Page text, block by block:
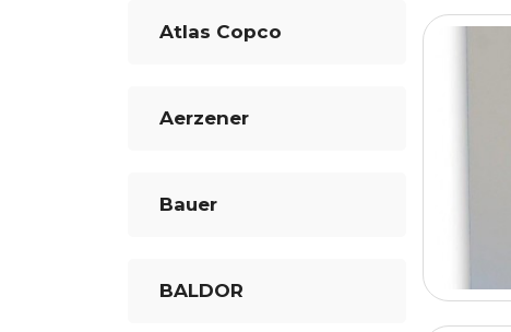
Atlas Copco
Aerzener
Bauer
BALDOR